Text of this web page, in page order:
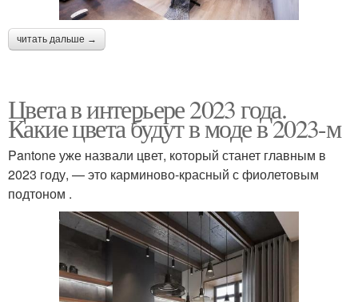
читать дальше →
Цвета в интерьере 2023 года.
Какие цвета будут в моде в 2023-м
Pantone уже назвали цвет, который станет главным в
2023 году, — это карминово-красный с фиолетовым
подтоном .